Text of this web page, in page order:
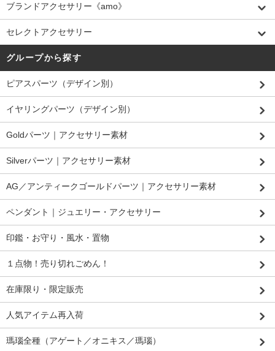
ブランドアクセサリー《amo》
セレクトアクセサリー
グループから探す
ピアスパーツ（デザイン別）
イヤリングパーツ（デザイン別）
Goldパーツ｜アクセサリー素材
Silverパーツ｜アクセサリー素材
AG／アンティークゴールドパーツ｜アクセサリー素材
ペンダント｜ジュエリー・アクセサリー
印鑑・お守り・風水・置物
１点物！売り切れごめん！
在庫限り・限定販売
人気アイテム再入荷
瑪瑙全種（アゲート／オニキス／瑪瑙）